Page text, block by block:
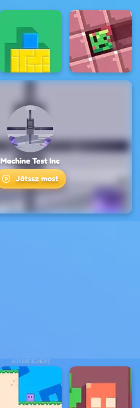
ADVERTISEMENT
Machine Test Inc
Játssz most